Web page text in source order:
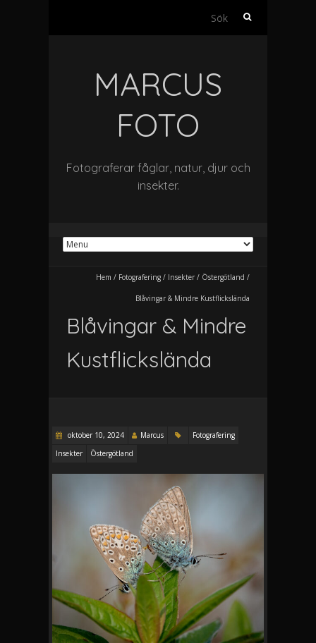
Sök
MARCUS
FOTO
Fotograferar fåglar, natur, djur och
insekter.
Hem / Fotografering / Insekter / Östergötland /
Blåvingar & Mindre Kustflickslända
Blåvingar & Mindre
Kustflickslända
oktober 10, 2024 Marcus
Fotografering
Insekter
Östergötland